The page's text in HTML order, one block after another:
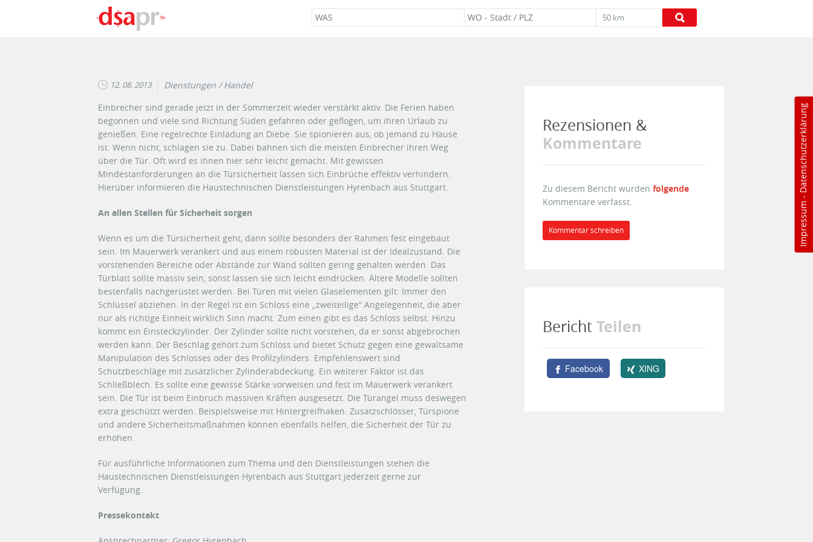
50 km
Impressum
-
Datenschutzerklärung
12. 08. 2013
Dienstungen / Handel
Einbrecher sind gerade jetzt in der Sommerzeit wieder verstärkt aktiv. Die Ferien haben
begonnen und viele sind Richtung Süden gefahren oder geflogen, um ihren Urlaub zu
genießen. Eine regelrechte Einladung an Diebe. Sie spionieren aus, ob jemand zu Hause
ist. Wenn nicht, schlagen sie zu. Dabei bahnen sich die meisten Einbrecher ihren Weg
über die Tür. Oft wird es ihnen hier sehr leicht gemacht. Mit gewissen
Mindestanforderungen an die Türsicherheit lassen sich Einbrüche effektiv verhindern.
Hierüber informieren die Haustechnischen Dienstleistungen Hyrenbach aus Stuttgart.
An allen Stellen für Sicherheit sorgen
Wenn es um die Türsicherheit geht, dann sollte besonders der Rahmen fest eingebaut
sein. Im Mauerwerk verankert und aus einem robusten Material ist der Idealzustand. Die
vorstehenden Bereiche oder Abstände zur Wand sollten gering gehalten werden. Das
Türblatt sollte massiv sein, sonst lassen sie sich leicht eindrücken. Ältere Modelle sollten
bestenfalls nachgerüstet werden. Bei Türen mit vielen Glaselementen gilt: Immer den
Schlüssel abziehen. In der Regel ist ein Schloss eine „zweiteilige“ Angelegenheit, die aber
nur als richtige Einheit wirklich Sinn macht. Zum einen gibt es das Schloss selbst. Hinzu
kommt ein Einsteckzylinder. Der Zylinder sollte nicht vorstehen, da er sonst abgebrochen
werden kann. Der Beschlag gehört zum Schloss und bietet Schutz gegen eine gewaltsame
Manipulation des Schlosses oder des Profilzylinders. Empfehlenswert sind
Schutzbeschläge mit zusätzlicher Zylinderabdeckung. Ein weiterer Faktor ist das
Schließblech. Es sollte eine gewisse Stärke vorweisen und fest im Mauerwerk verankert
sein. Die Tür ist beim Einbruch massiven Kräften ausgesetzt. Die Türangel muss deswegen
extra geschützt werden. Beispielsweise mit Hintergreifhaken. Zusatzschlösser, Türspione
und andere Sicherheitsmaßnahmen können ebenfalls helfen, die Sicherheit der Tür zu
erhöhen.
Für ausführliche Informationen zum Thema und den Dienstleistungen stehen die
Haustechnischen Dienstleistungen Hyrenbach aus Stuttgart jederzeit gerne zur
Verfügung.
Pressekontakt
Rezensionen &
Kommentare
Zu diesem Bericht wurden folgende
Kommentare verfasst.
Kommentar schreiben
Bericht Teilen
Facebook XING